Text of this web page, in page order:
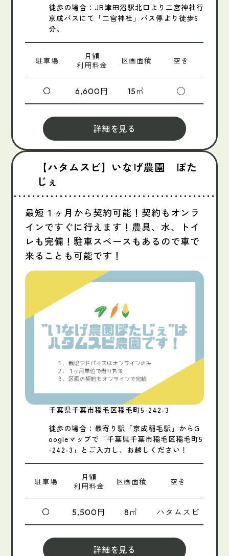
徒歩の場合：JR津田沼駅北口より二宮神社行
京成バスにて「二宮神社」バス停より徒歩6
分。
駐車場
月額
利用料金
区画面積 空き
〇 6,600円 15㎡ ◯
詳細を見る
【ハタムスビ】いなげ農園 ぽた
じぇ
最短１ヶ月から契約可能！契約もオンラ
インですぐに行えます！農具、水、トイ
レも完備！駐車スペースもあるので車で
来ることも可能です！
千葉県千葉市稲毛区稲毛町5-242-3
徒歩の場合：最寄り駅「京成稲毛駅」からG
oogleマップで「千葉県千葉市稲毛区稲毛町5
-242-3」とご入力し、お越しください！
駐車場
月額
利用料金
区画面積 空き
〇 5,500円 8㎡ ハタムスビ
詳細を見る